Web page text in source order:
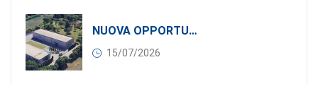
NUOVA OPPORTUNITÀ DI BUSINESS PER I SOCI DI CONFINDUSTRIA SERBIA: Affitasi Un Moderno Capannone Industriale A Pančevo – 1.200 M² Nella Zona Industriale
15/07/2026